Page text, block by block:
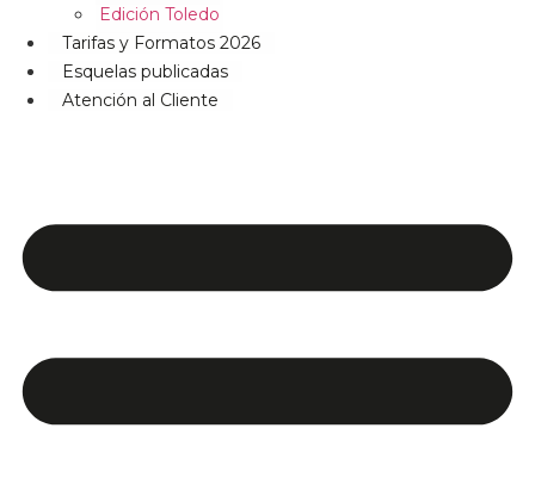
Edición Toledo
Tarifas y Formatos 2026
Esquelas publicadas
Atención al Cliente